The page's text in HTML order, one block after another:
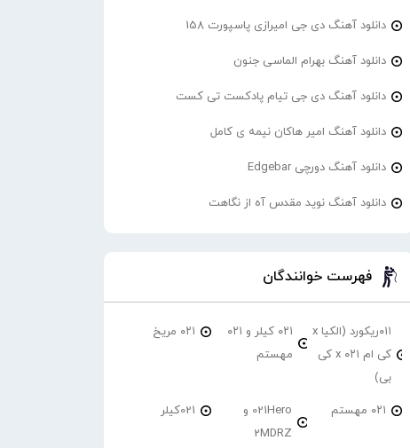
دانلود آهنگ دی جی امیرازی پاسپورت 158
دانلود آهنگ بهرام الماسی جنون
دانلود آهنگ دی جی تیام پادکست تی کست
دانلود آهنگ امیر هاکان نیمه ی کامل
دانلود آهنگ دورچی Edgebar
دانلود آهنگ نوید مقدس آه از نگاهت
فهرست خوانندگان
۰۱۱ریکورد (الکیا x
کی ام ۰۲۱ x کی
بی)
۰۲۱ کیلر و ۰۲۱
مهستم
۰۲۱ مریخ
۰۲۱ مهستم
021Hero و
2MDRZ
021کیلر